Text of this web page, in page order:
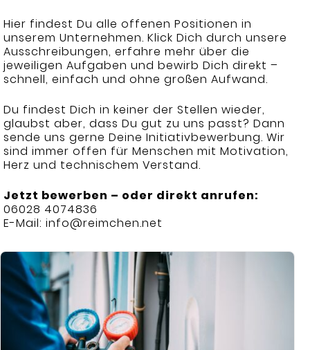
Hier findest Du alle offenen Positionen in
unserem Unternehmen. Klick Dich durch unsere
Ausschreibungen, erfahre mehr über die
jeweiligen Aufgaben und bewirb Dich direkt –
schnell, einfach und ohne großen Aufwand.
Du findest Dich in keiner der Stellen wieder,
glaubst aber, dass Du gut zu uns passt? Dann
sende uns gerne Deine Initiativbewerbung. Wir
sind immer offen für Menschen mit Motivation,
Herz und technischem Verstand.
Jetzt bewerben – oder direkt anrufen:
06028 4074836
E-Mail: info@reimchen.net